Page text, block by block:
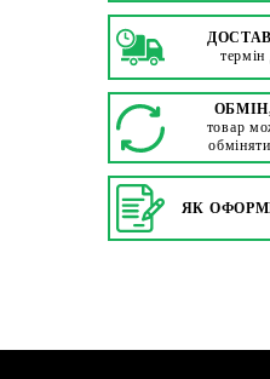
термін
товар
ЯК